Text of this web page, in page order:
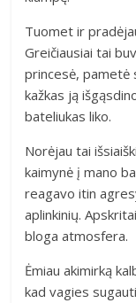
Tuomet ir
Greičiausiai tai
princesė, pametė
kažkas ją
bateliukas liko.
Norėjau tai
kaimynė į mano
reagavo itin
aplinkinių.
bloga atmosfera.
Ėmiau akimirką
kad vagies